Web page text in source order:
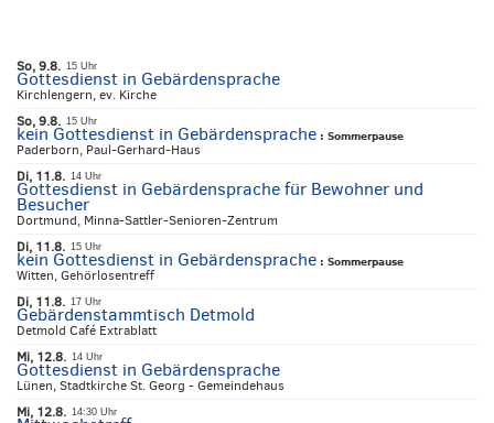
So, 9.8. 15 Uhr
Gottesdienst in Gebärdensprache
Kirchlengern, ev. Kirche
So, 9.8. 15 Uhr
kein Gottesdienst in Gebärdensprache : Sommerpause
Paderborn, Paul-Gerhard-Haus
Di, 11.8. 14 Uhr
Gottesdienst in Gebärdensprache für Bewohner und
Besucher
Dortmund, Minna-Sattler-Senioren-Zentrum
Di, 11.8. 15 Uhr
kein Gottesdienst in Gebärdensprache : Sommerpause
Witten, Gehörlosentreff
Di, 11.8. 17 Uhr
Gebärdenstammtisch Detmold
Detmold Café Extrablatt
Mi, 12.8. 14 Uhr
Gottesdienst in Gebärdensprache
Lünen, Stadtkirche St. Georg - Gemeindehaus
Mi, 12.8. 14:30 Uhr